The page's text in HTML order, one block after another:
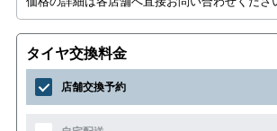
タイヤ交換料金
店舗交換予約